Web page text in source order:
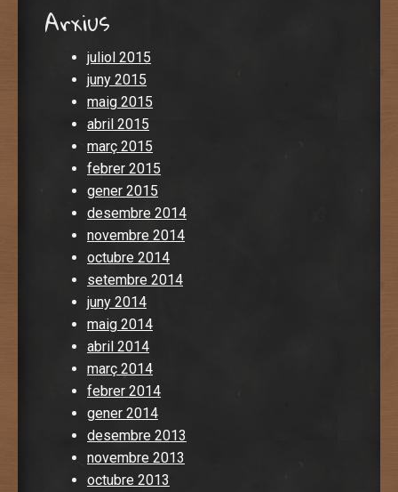
Arxius
juliol 2015
juny 2015
maig 2015
abril 2015
març 2015
febrer 2015
gener 2015
desembre 2014
novembre 2014
octubre 2014
setembre 2014
juny 2014
maig 2014
abril 2014
març 2014
febrer 2014
gener 2014
desembre 2013
novembre 2013
octubre 2013